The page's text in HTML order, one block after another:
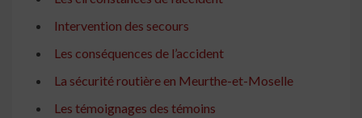
Intervention des secours
Les conséquences de l’accident
La sécurité routière en Meurthe-et-Moselle
Les témoignages des témoins